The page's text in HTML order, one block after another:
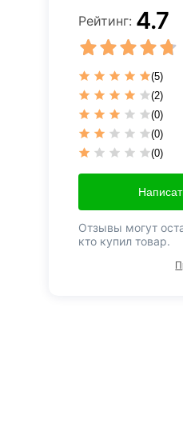
Рейтинг: 4.7
(5)
(2)
(0)
(0)
(0)
Отзывы могут
кто купил товар.